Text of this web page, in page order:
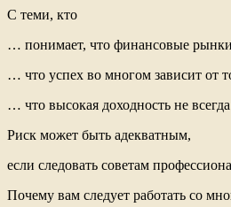
С теми, кто
… понимает, что финансовые
… что успех во многом зависит от
… что высокая доходность не
Риск может быть адекватным,
если следовать советам
Почему вам следует работать со